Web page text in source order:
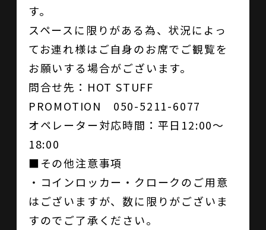
す。
スペースに限りがある為、状況によっ
てお連れ様はご自身のお席でご観覧を
お願いする場合がございます。
問合せ先：HOT STUFF
PROMOTION 050-5211-6077
オペレーター対応時間：平日12:00～
18:00
■その他注意事項
・コインロッカー・クロークのご用意
はございますが、数に限りがございま
すのでご了承ください。